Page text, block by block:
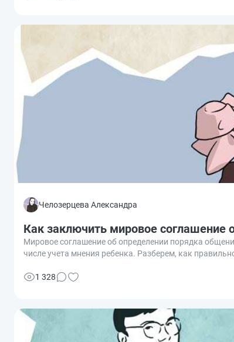
Челозерцева Александра
Как заключить мировое соглашение
Мировое соглашение об определении порядка
числе учета мнения ребенка. Разберем, как
1 328